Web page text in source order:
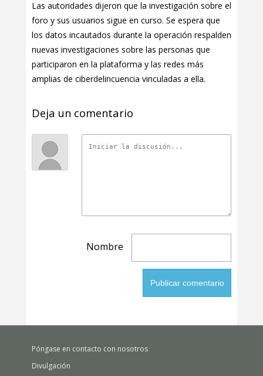
Las autoridades dijeron que la investigación sobre el
foro y sus usuarios sigue en curso. Se espera que
los datos incautados durante la operación respalden
nuevas investigaciones sobre las personas que
participaron en la plataforma y las redes más
amplias de ciberdelincuencia vinculadas a ella.
Deja un comentario
Nombre
Póngase en contacto con nosotros
Divulgación